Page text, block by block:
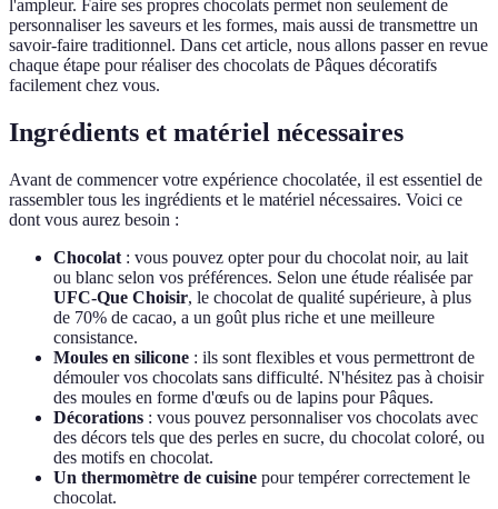
l'ampleur. Faire ses propres chocolats permet non seulement de
personnaliser les saveurs et les formes, mais aussi de transmettre un
savoir-faire traditionnel. Dans cet article, nous allons passer en revue
chaque étape pour réaliser des chocolats de Pâques décoratifs
facilement chez vous.
Ingrédients et matériel nécessaires
Avant de commencer votre expérience chocolatée, il est essentiel de
rassembler tous les ingrédients et le matériel nécessaires. Voici ce
dont vous aurez besoin :
Chocolat : vous pouvez opter pour du chocolat noir, au lait
ou blanc selon vos préférences. Selon une étude réalisée par
UFC-Que Choisir, le chocolat de qualité supérieure, à plus
de 70% de cacao, a un goût plus riche et une meilleure
consistance.
Moules en silicone : ils sont flexibles et vous permettront de
démouler vos chocolats sans difficulté. N'hésitez pas à choisir
des moules en forme d'œufs ou de lapins pour Pâques.
Décorations : vous pouvez personnaliser vos chocolats avec
des décors tels que des perles en sucre, du chocolat coloré, ou
des motifs en chocolat.
Un thermomètre de cuisine pour tempérer correctement le
chocolat.